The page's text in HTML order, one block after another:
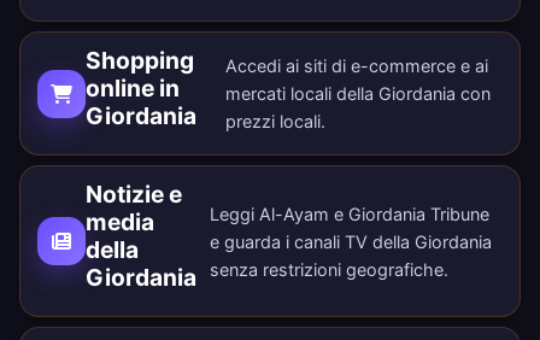
Shopping
online in
Giordania
Accedi ai siti di e-commerce e ai
mercati locali della Giordania con
prezzi locali.
Notizie e
media
della
Giordania
Leggi Al-Ayam e Giordania Tribune
e guarda i canali TV della Giordania
senza restrizioni geografiche.